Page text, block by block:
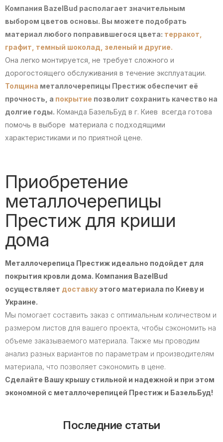
Компания BazelBud располагает значительным
выбором цветов основы. Вы можете подобрать
материал любого поправившегося цвета: терракот,
графит, темный шоколад, зеленый и другие.
Она легко монтируется, не требует сложного и
дорогостоящего обслуживания в течение эксплуатации.
Толщина металлочерепицы Престиж обеспечит её
прочность, а покрытие позволит сохранить качество на
долгие годы. Команда БазельБуд в г. Киев всегда готова
помочь в выборе материала с подходящими
характеристиками и по приятной цене.
Приобретение
металлочерепицы
Престиж для криши
дома
Металлочерепица Престиж идеально подойдет для
покрытия кровли дома. Компания BazelBud
осуществляет доставку этого материала по Киеву и
Украине.
Мы помогает составить заказ с оптимальным количеством и
размером листов для вашего проекта, чтобы сэкономить на
объеме заказываемого материала. Также мы проводим
анализ разных вариантов по параметрам и производителям
материала, что позволяет сэкономить в цене.
Сделайте Вашу крышу стильной и надежной и при этом
экономной с металлочерепицей Престиж и БазельБуд!
Последние статьи